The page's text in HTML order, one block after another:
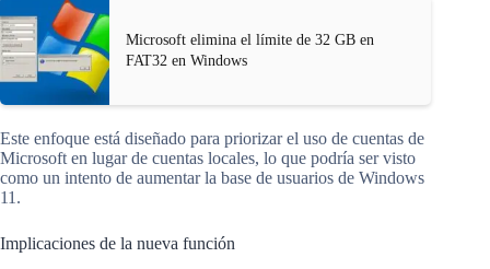
Microsoft elimina el límite de 32 GB en
FAT32 en Windows
Este enfoque está diseñado para priorizar el uso de cuentas de
Microsoft en lugar de cuentas locales, lo que podría ser visto
como un intento de aumentar la base de usuarios de Windows
11.
Implicaciones de la nueva función